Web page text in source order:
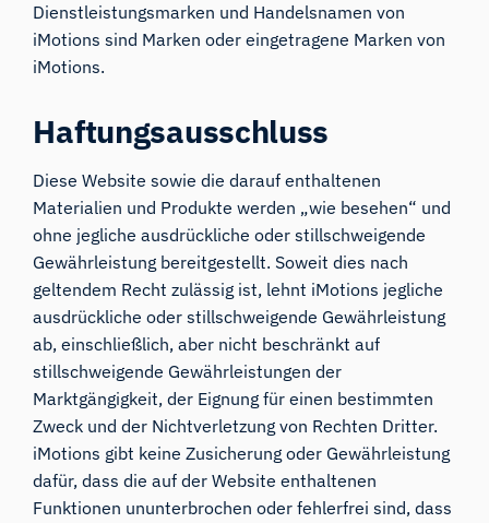
Dienstleistungsmarken und Handelsnamen von
iMotions sind Marken oder eingetragene Marken von
iMotions.
Haftungsausschluss
Diese Website sowie die darauf enthaltenen
Materialien und Produkte werden „wie besehen“ und
ohne jegliche ausdrückliche oder stillschweigende
Gewährleistung bereitgestellt. Soweit dies nach
geltendem Recht zulässig ist, lehnt iMotions jegliche
ausdrückliche oder stillschweigende Gewährleistung
ab, einschließlich, aber nicht beschränkt auf
stillschweigende Gewährleistungen der
Marktgängigkeit, der Eignung für einen bestimmten
Zweck und der Nichtverletzung von Rechten Dritter.
iMotions gibt keine Zusicherung oder Gewährleistung
dafür, dass die auf der Website enthaltenen
Funktionen ununterbrochen oder fehlerfrei sind, dass